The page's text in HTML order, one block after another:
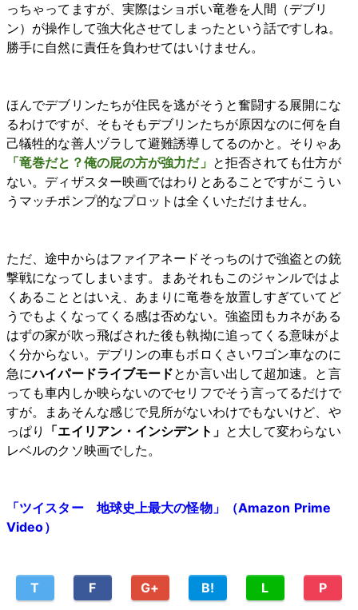
っちゃってますが、実際はショボい竜巻を人間（デブリ
ン）が操作して強大化させてしまったという話ですしね。
勝手に自然に責任を負わせてはいけません。
ほんでデブリンたちが住民を逃がそうと奮闘する展開にな
るわけですが、そもそもデブリンたちが原因なのに何を自
己犠牲的な善人ヅラして避難誘導してるのかと。そりゃあ
「竜巻だと？俺の屁の方が強力だ」 と拒否されても仕方が
ない。ディザスター映画ではわりとあることですがこうい
うマッチポンプ的なプロットは全くいただけません。
ただ、途中からはファイアネードそっちのけで強盗との銃
撃戦になってしまいます。まあそれもこのジャンルではよ
くあることとはいえ、あまりに竜巻を放置しすぎていてど
うでもよくなってくる感は否めない。強盗団もカネがある
はずの家が吹っ飛ばされた後も執拗に追ってくる意味がよ
く分からない。デブリンの車もボロくさいワゴン車なのに
急にハイパードライブモードとか言い出して超加速。と言
っても車内しか映らないのでセリフでそう言ってるだけで
すが。まあそんな感じで見所がないわけでもないけど、や
っぱり
「エイリアン・インシデント」 と大して変わらない
レベルのクソ映画でした。
「ツイスター 地球史上最大の怪物」（Amazon Prime
Video）
T F G+ B! L P